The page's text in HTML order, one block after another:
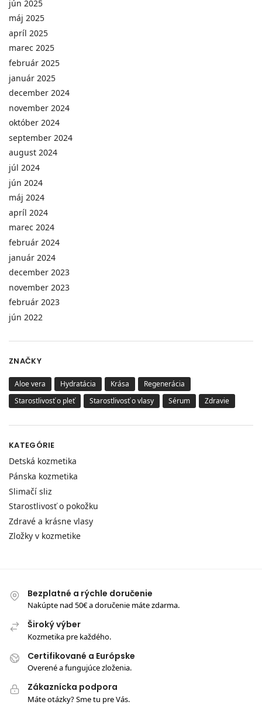
jún 2025
máj 2025
apríl 2025
marec 2025
február 2025
január 2025
december 2024
november 2024
október 2024
september 2024
august 2024
júl 2024
jún 2024
máj 2024
apríl 2024
marec 2024
február 2024
január 2024
december 2023
november 2023
február 2023
jún 2022
ZNAČKY
Aloe vera Hydratácia Krása
Regenerácia
Starostlivosť o pleť
Starostlivosť o vlasy Sérum Zdravie
KATEGÓRIE
Detská kozmetika
Pánska kozmetika
Slimačí sliz
Starostlivosť o pokožku
Zdravé a krásne vlasy
Zložky v kozmetike
Bezplatné a rýchle doručenie
Nakúpte nad 50€ a doručenie máte zdarma.
Široký výber
Kozmetika pre každého.
Certifikované a Európske
Overené a fungujúce zloženia.
Zákaznícka podpora
Máte otázky? Sme tu pre Vás.